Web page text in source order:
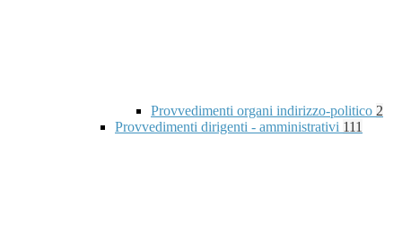
Provvedimenti organi indirizzo-politico 2
Provvedimenti dirigenti - amministrativi 111